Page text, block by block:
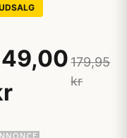
179,95
kr